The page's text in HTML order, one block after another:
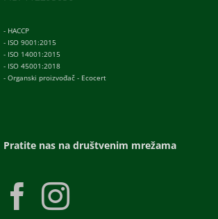
- HACCP
- ISO 9001:2015
- ISO 14001:2015
- ISO 45001:2018
- Organski proizvođač - Ecocert
Pratite nas na društvenim mrežama